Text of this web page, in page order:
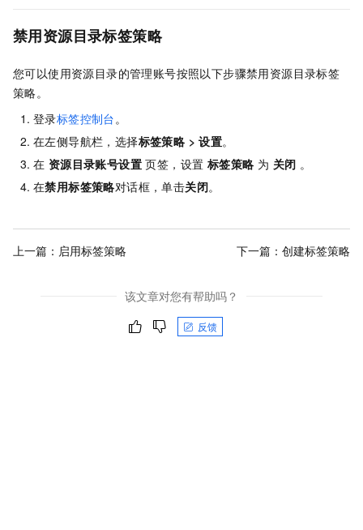
禁用资源目录标签策略
您可以使用资源目录的管理账号按照以下步骤禁用资源目录标签
策略。
登录标签控制台。
在左侧导航栏，选择标签策略 >设置。
在 资源目录账号设置页签，设置 标签策略 为 关闭 。
在禁用标签策略对话框，单击关闭。
上一篇： 启用标签策略 下一篇： 创建标签策略
该文章对您有帮助吗？
反馈